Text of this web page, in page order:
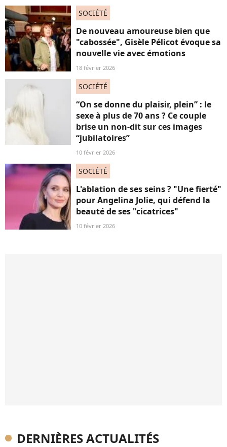
SOCIÉTÉ
De nouveau amoureuse bien que
"cabossée", Gisèle Pélicot évoque sa
nouvelle vie avec émotions
18 février 2026
SOCIÉTÉ
“On se donne du plaisir, plein” : le
sexe à plus de 70 ans ? Ce couple
brise un non-dit sur ces images
“jubilatoires”
10 février 2026
SOCIÉTÉ
L'ablation de ses seins ? "Une fierté"
pour Angelina Jolie, qui défend la
beauté de ses "cicatrices"
10 février 2026
DERNIÈRES ACTUALITÉS